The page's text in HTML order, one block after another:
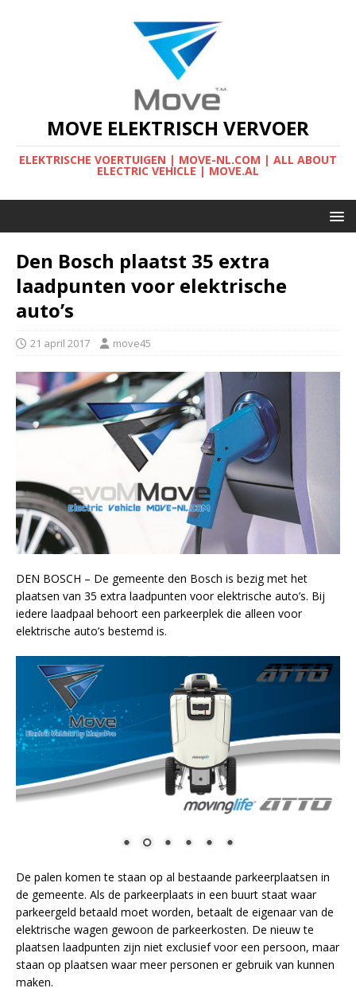
MOVE ELEKTRISCH VERVOER
ELEKTRISCHE VOERTUIGEN | MOVE-NL.COM | ALL ABOUT
ELECTRIC VEHICLE | MOVE.AL
Den Bosch plaatst 35 extra
laadpunten voor elektrische
auto’s
21 april 2017 move45
DEN BOSCH – De gemeente den Bosch is bezig met het
plaatsen van 35 extra laadpunten voor elektrische auto’s. Bij
iedere laadpaal behoort een parkeerplek die alleen voor
elektrische auto’s bestemd is.
De palen komen te staan op al bestaande parkeerplaatsen in
de gemeente. Als de parkeerplaats in een buurt staat waar
parkeergeld betaald moet worden, betaalt de eigenaar van de
elektrische wagen gewoon de parkeerkosten. De nieuw te
plaatsen laadpunten zijn niet exclusief voor een persoon, maar
staan op plaatsen waar meer personen er gebruik van kunnen
maken.